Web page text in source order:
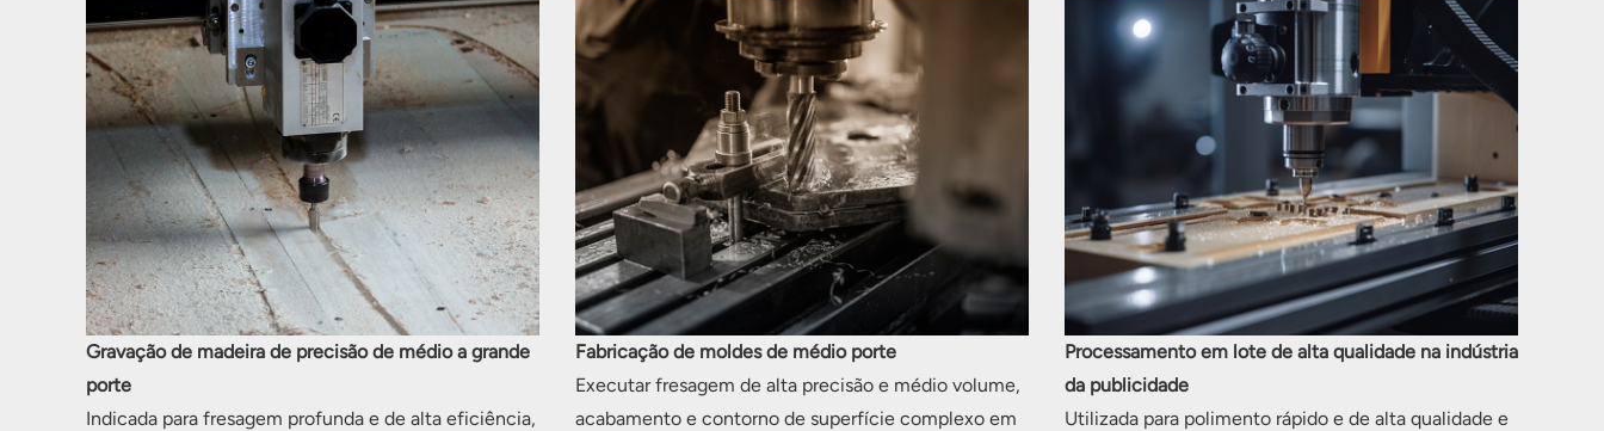
Gravação de madeira de precisão de médio a grande
porte
Indicada para fresagem profunda e de alta eficiência,
Fabricação de moldes de médio porte
Executar fresagem de alta precisão e médio volume,
acabamento e contorno de superfície complexo em
Processamento em lote de alta qualidade na indústria
da publicidade
Utilizada para polimento rápido e de alta qualidade e